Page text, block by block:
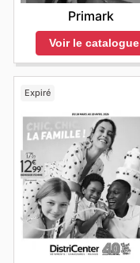
Primark
Voir le catalogue
Expiré